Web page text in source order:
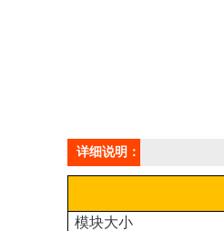
详细说明：
模块大小